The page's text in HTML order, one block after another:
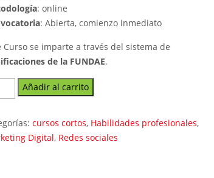
: online
: Abierta, comienzo inmediato
Curso se imparte a través del sistema de
de la FUNDAE.
Añadir al carrito
cursos cortos, Habilidades profesionales,
Digital, Redes sociales